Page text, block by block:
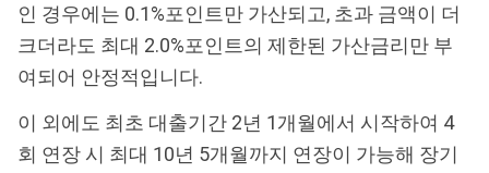
인 경우에는 0.1%포인트만 가산되고, 초과 금액이 더
크더라도 최대 2.0%포인트의 제한된 가산금리만 부
여되어 안정적입니다.
이 외에도 최초 대출기간 2년 1개월에서 시작하여 4
회 연장 시 최대 10년 5개월까지 연장이 가능해 장기